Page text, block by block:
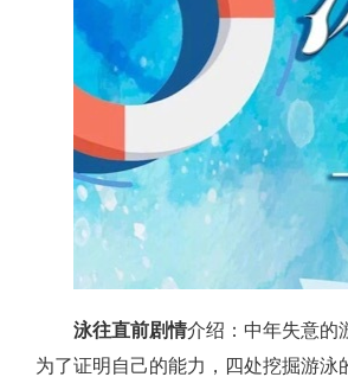
泳往直前剧情介绍：中年失意的
为了证明自己的能力，四处挖掘游泳